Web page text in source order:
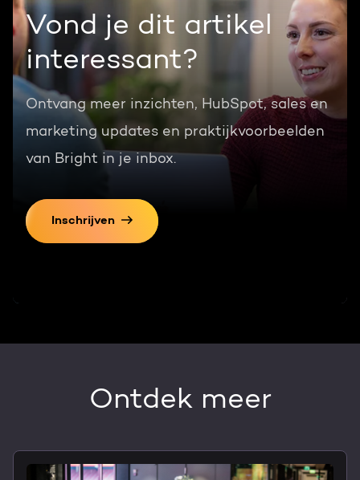
Vond je dit artikel
interessant?
Ontvang meer inzichten, HubSpot, sales en
marketing updates en praktijkvoorbeelden
van Bright in je inbox.
Inschrijven
Ontdek meer